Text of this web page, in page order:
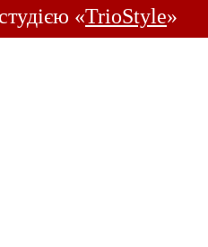
«TrioStyle»